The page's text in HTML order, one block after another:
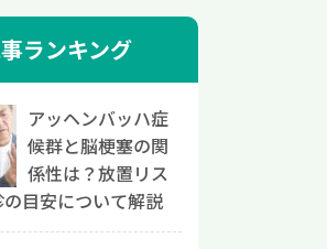
ランキング
アッヘンバッハ症
候群と脳梗塞の関
係性は？放置リス
目安について解説